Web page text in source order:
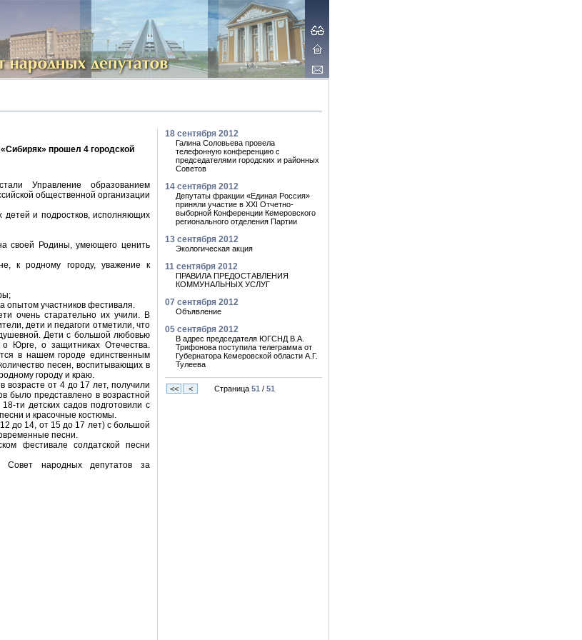
прошел 4 городской
Управление образованием
общественной организации
детей и подростков, исполняющих
своей Родины, умеющего ценить
к родному городу, уважение к
опытом участников фестиваля.
очень старательно их учили. В
дети и педагоги отметили, что
Дети с большой любовью
Юрге, о защитниках Отечества.
в нашем городе единственным
песен, воспитывающих в
городу и краю.
возрасте от 4 до 17 лет, получили
было представлено в возрастной
ти детских садов подготовили с
и красочные костюмы.
до 14, от 15 до 17 лет) с большой
песни.
фестивале солдатской песни
Совет народных депутатов за
18 сентября 2012
Галина Соловьева провела
телефонную конференцию с
председателями городских и районных
Советов
14 сентября 2012
Депутаты фракции «Единая Россия»
приняли участие в XXI Отчетно-
выборной Конференции Кемеровского
регионального отделения Партии
13 сентября 2012
Экологическая акция
11 сентября 2012
ПРАВИЛА ПРЕДОСТАВЛЕНИЯ
КОММУНАЛЬНЫХ УСЛУГ
07 сентября 2012
Объявление
05 сентября 2012
В адрес председателя ЮГСНД В.А.
Трифонова поступила телеграмма от
Губернатора Кемеровской области А.Г.
Тулеева
<< < Страница 51 / 51